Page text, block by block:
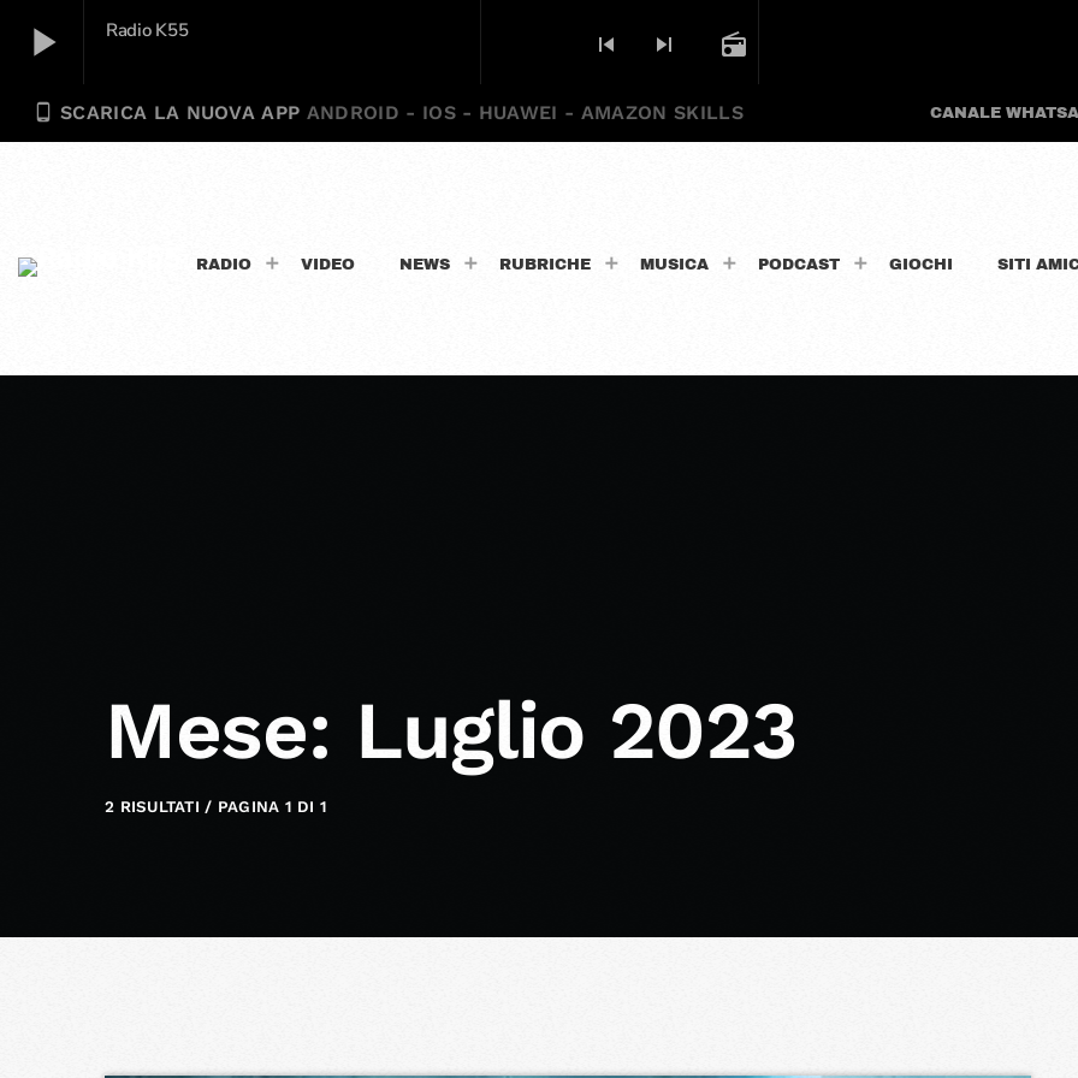
play_arrow Radio K55
skip_previous skip_next radio
play_arrow Radio K55
phone_android SCARICA LA NUOVA APP ANDROID - IOS - HUAWEI - AMAZON SKILLS CANALE
RADIO VIDEO NEWS RUBRICHE MUSICA PODCAST GIOCHI SITI
Mese: Luglio 2023
2 RISULTATI / PAGINA 1 DI 1